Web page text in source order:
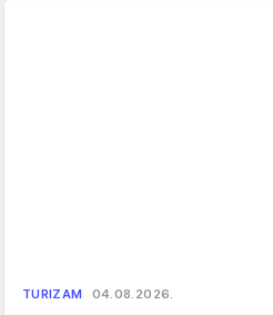
TURIZAM 04.08.2026.